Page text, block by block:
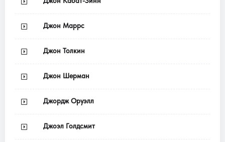
Джон Маррс
Джон Толкин
Джон Шерман
Джордж Оруэлл
Джоэл Голдсмит